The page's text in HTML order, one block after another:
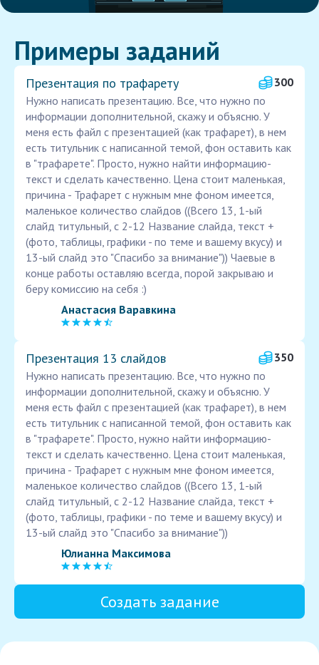
Примеры заданий
Презентация по трафарету
300
Нужно написать презентацию. Все, что нужно по
информации дополнительной, скажу и объясню. У
меня есть файл с презентацией (как трафарет), в нем
есть титульник с написанной темой, фон оставить как
в "трафарете". Просто, нужно найти информацию-
текст и сделать качественно. Цена стоит маленькая,
причина - Трафарет с нужным мне фоном имеется,
маленькое количество слайдов ((Всего 13, 1-ый
слайд титульный, с 2-12 Название слайда, текст +
(фото, таблицы, графики - по теме и вашему вкусу) и
13-ый слайд это "Спасибо за внимание")) Чаевые в
конце работы оставляю всегда, порой закрываю и
беру комиссию на себя :)
Анастасия Варавкина
Презентация 13 слайдов
350
Нужно написать презентацию. Все, что нужно по
информации дополнительной, скажу и объясню. У
меня есть файл с презентацией (как трафарет), в нем
есть титульник с написанной темой, фон оставить как
в "трафарете". Просто, нужно найти информацию-
текст и сделать качественно. Цена стоит маленькая,
причина - Трафарет с нужным мне фоном имеется,
маленькое количество слайдов ((Всего 13, 1-ый
слайд титульный, с 2-12 Название слайда, текст +
(фото, таблицы, графики - по теме и вашему вкусу) и
13-ый слайд это "Спасибо за внимание"))
Юлианна Максимова
Создать задание